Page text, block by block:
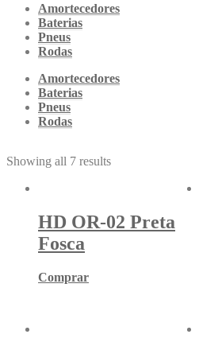
Amortecedores
Baterias
Pneus
Rodas
Amortecedores
Baterias
Pneus
Rodas
Showing all 7 results
HD OR-02 Preta
Fosca
Comprar